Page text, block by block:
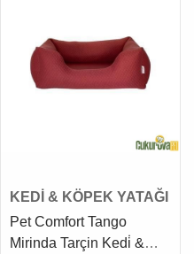
KEDİ & KÖPEK YATAĞI
Pet Comfort Tango
Mirinda Tarçin Kedi̇ &